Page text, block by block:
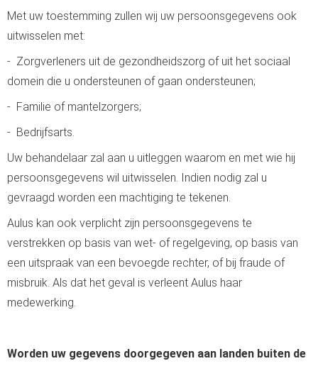
Met uw toestemming zullen wij uw persoonsgegevens ook
uitwisselen met:
- Zorgverleners uit de gezondheidszorg of uit het sociaal
domein die u ondersteunen of gaan ondersteunen;
- Familie of mantelzorgers;
- Bedrijfsarts.
Uw behandelaar zal aan u uitleggen waarom en met wie hij
persoonsgegevens wil uitwisselen. Indien nodig zal u
gevraagd worden een machtiging te tekenen.
Aulus kan ook verplicht zijn persoonsgegevens te
verstrekken op basis van wet- of regelgeving, op basis van
een uitspraak van een bevoegde rechter, of bij fraude of
misbruik. Als dat het geval is verleent Aulus haar
medewerking.
Worden uw gegevens doorgegeven aan landen buiten de